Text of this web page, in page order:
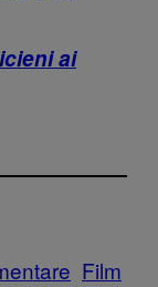
ai
Film